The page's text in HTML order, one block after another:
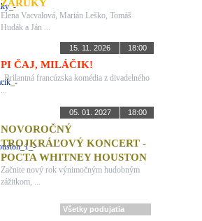
ZÁRUKY
Elena Vacvalová, Marián Leško, Tomáš
Hudák a Ján ...
15. 11. 2026 18:00
PI ČAJ, MILÁČIK!
„Brilantná francúzska komédia z divadelného
...
05. 01. 2027 18:00
NOVOROČNÝ
TROJKRÁĽOVÝ KONCERT -
POCTA WHITNEY HOUSTON
Začnite nový rok výnimočným hudobným
zážitkom, ...
Všetky podujatia